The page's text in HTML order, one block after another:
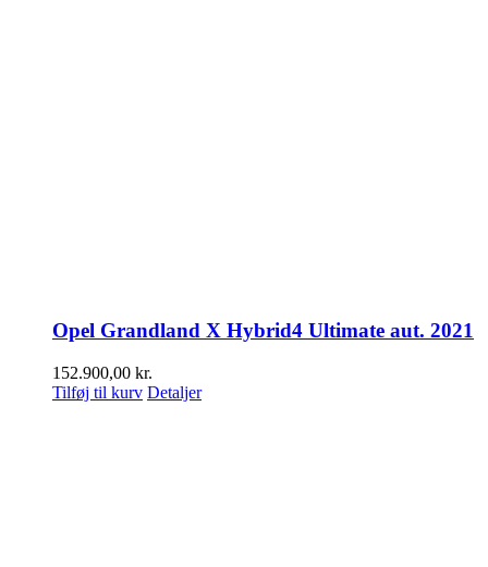
Opel Grandland X Hybrid4 Ultimate aut. 2021
152.900,00 kr.
Tilføj til kurv Detaljer